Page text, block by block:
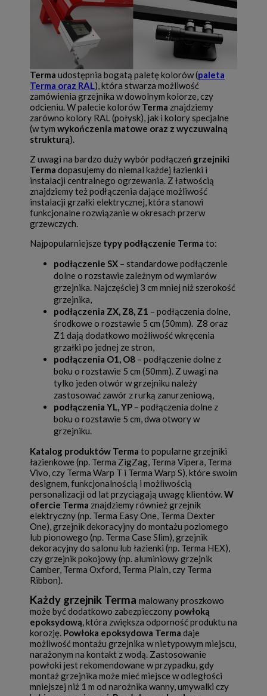
Terma udostępnia bogatą paletę kolorów (paleta
Terma oraz RAL), która stwarza możliwość
zamówienia grzejnika w dowolnym kolorze, czy
odcieniu.W palecie kolorówTerma znajdziemy
zarówno kolory RAL (połysk), jak i kolory specjalne
(w tym wykończenia matowe oraz z wyczuwalną
strukturą).
Z uwagi na bardzo duży wybór podłączeń grzejniki
Terma dopasujemy do niemal każdej łazienki i
instalacji centralnego ogrzewania. Z łatwością
znajdziemy też podłączenia dające możliwość
instalacji grzałki elektrycznej, która stanowi
funkcjonalne rozwiązanie w okresach przerw
grzewczych.
Najpopularniejsze typy podłączenie Terma to:
podłączenie SX – standardowe podłączenie
dolne o rozstawie zależnym od wymiarów
grzejnika. Najczęściej 3 cm mniej niż szerokość
grzejnika,
podłączenia ZX, Z8, Z1 – podłączenia dolne,
środkowe o rozstawie 5 cm (50mm). Z8 oraz
Z1 dają dodatkowo możliwość wkręcenia
grzałki po jednej ze stron,
podłączenia O1, O8 – podłączenie dolne z
boku o rozstawie 5 cm (50mm). Z uwagi na
tylko jeden otwór w grzejniku należy
zastosować zawór z rurką zanurzeniową,
podłączenia YL, YP – podłączenia dolne z
boku o rozstawie 5 cm, dwa otwory w
grzejniku.
Katalog produktów Terma to popularne grzejniki
łazienkowe (np. Terma ZigZag, Terma Vipera, Terma
Vivo, czy Terma Warp T i Terma Warp S), które swoim
designem, funkcjonalnością i możliwością
personalizacji od lat przyciągają uwagę klientów.W
ofercie Terma znajdziemy również grzejnik
elektryczny (np. Terma Easy One, Terma Dexter
One), grzejnik dekoracyjny do montażu poziomego
lub pionowego (np. Terma Case Slim), grzejnik
dekoracyjny do salonu lub łazienki (np. Terma HEX),
czy grzejnik pokojowy (np.aluminiowy grzejnik
Camber, Terma Oxford, Terma Plain, czy Terma
Ribbon).
Każdy grzejnik Terma malowany proszkowo
może być dodatkowo zabezpieczony powłoką
epoksydową, która zwiększa odporność produktu na
korozję. Powłoka epoksydowa Terma daje
możliwość montażu grzejnika w nietypowym miejscu,
narażonym na kontakt z wodą. Zastosowanie
powłoki jest rekomendowane w przypadku, gdy
montaż grzejnika może mieć miejsce w odległości
mniejszej niż 1 m od narożnika wanny, umywalki czy